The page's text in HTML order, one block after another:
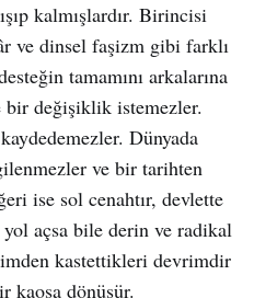
kalmışlardır. Birincisi
ve dinsel faşizm gibi farklı
tamamını arkalarına
bir değişiklik istemezler.
Dünyada
ve bir tarihten
ise sol cenahtır, devlette
açsa bile derin ve radikal
kastettikleri devrimdir
kaosa dönüşür.